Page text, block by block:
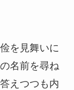
を見舞いに
名前を尋ね
えつつも内